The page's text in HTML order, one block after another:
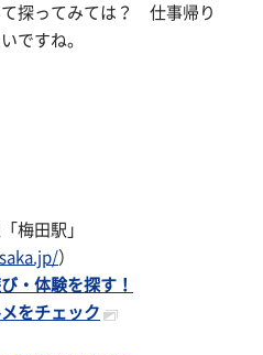
探ってみては？ 仕事帰り
ですね。
梅田駅」
）
・体験を探す！
をチェック